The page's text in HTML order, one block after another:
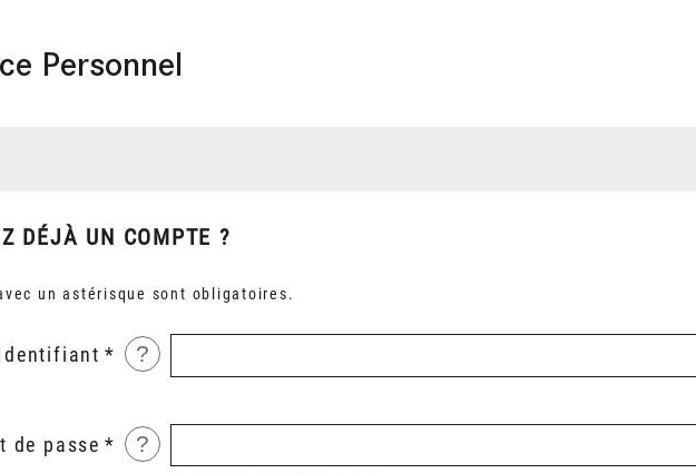
Personnel
DÉJÀ UN COMPTE ?
un astérisque sont obligatoires.
Identifiant ?
de passe ?